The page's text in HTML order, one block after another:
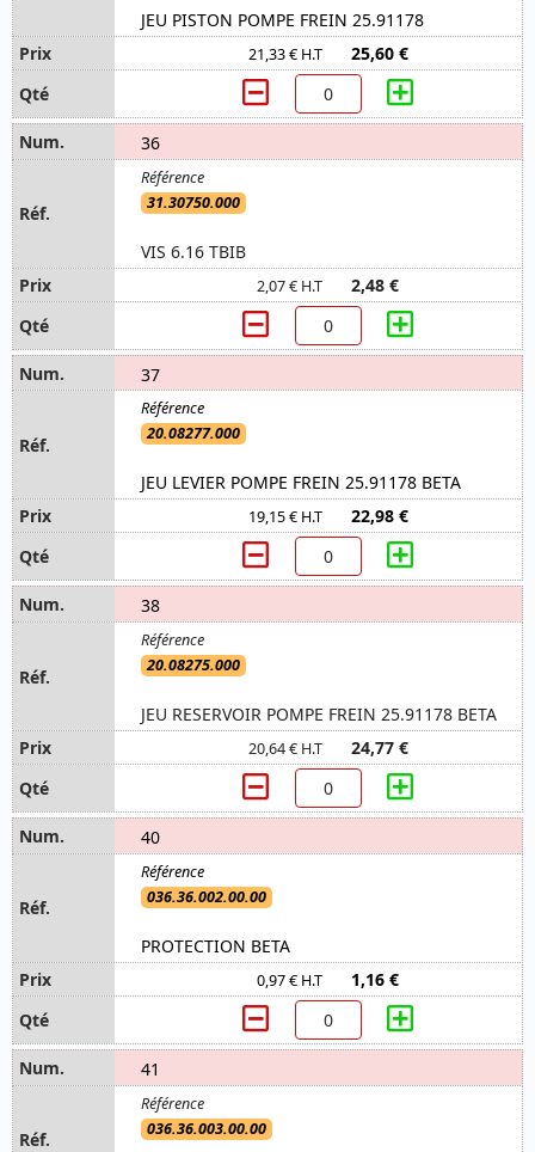
JEU PISTON POMPE FREIN 25.91178
21,33 € H.T 25,60 €
36
31.30750.000
VIS 6.16 TBIB
2,07 € H.T 2,48 €
37
20.08277.000
JEU LEVIER POMPE FREIN 25.91178 BETA
19,15 € H.T 22,98 €
38
20.08275.000
JEU RESERVOIR POMPE FREIN 25.91178 BETA
20,64 € H.T 24,77 €
40
036.36.002.00.00
PROTECTION BETA
0,97 € H.T 1,16 €
41
036.36.003.00.00